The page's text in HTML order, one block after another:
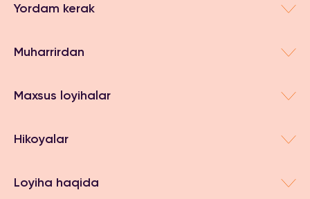
Yordam kerak
Muharrirdan
Maxsus loyihalar
Hikoyalar
Loyiha haqida